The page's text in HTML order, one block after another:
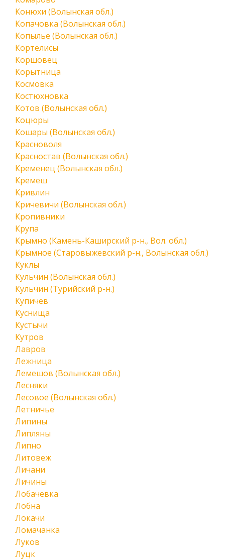
Конюхи (Волынская обл.)
Копачовка (Волынская обл.)
Копылье (Волынская обл.)
Кортелисы
Коршовец
Корытница
Космовка
Костюхновка
Котов (Волынская обл.)
Коцюры
Кошары (Волынская обл.)
Красноволя
Красностав (Волынская обл.)
Кременец (Волынская обл.)
Кремеш
Кривлин
Кричевичи (Волынская обл.)
Кропивники
Крупа
Крымно (Камень-Каширский р-н., Вол. обл.)
Крымное (Старовыжевский р-н., Волынская обл.)
Куклы
Кульчин (Волынская обл.)
Кульчин (Турийский р-н.)
Купичев
Куснища
Кустычи
Кутров
Лавров
Лежница
Лемешов (Волынская обл.)
Лесняки
Лесовое (Волынская обл.)
Летничье
Липины
Липляны
Липно
Литовеж
Личани
Личины
Лобачевка
Лобна
Локачи
Ломачанка
Луков
Луцк